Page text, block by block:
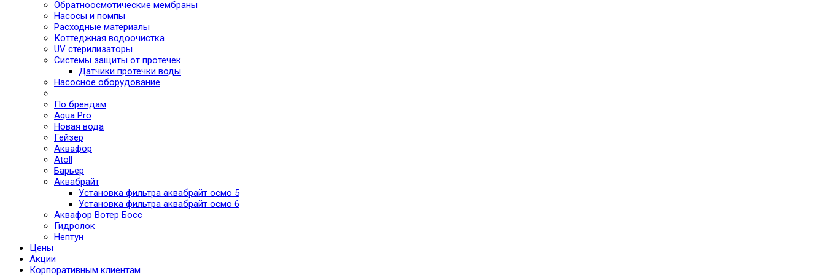
Обратноосмотические мембраны
Насосы и помпы
Расходные материалы
Коттеджная водоочистка
UV стерилизаторы
Системы защиты от протечек
Датчики протечки воды
Насосное оборудование
По брендам
Aqua Pro
Новая вода
Гейзер
Аквафор
Atoll
Барьер
Аквабрайт
Установка фильтра аквабрайт осмо 5
Установка фильтра аквабрайт осмо 6
Аквафор Вотер Босс
Гидролок
Нептун
Цены
Акции
Корпоративным клиентам